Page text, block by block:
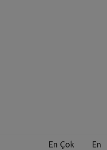
En Çok
En